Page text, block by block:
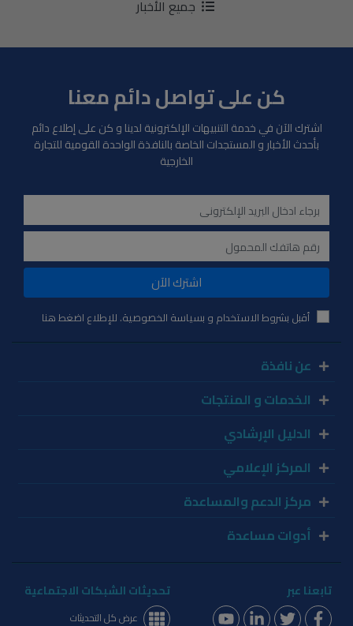
جميع الأخبار
كن على تواصل دائم معنا
اشترك الآن في خدمة التنبيهات الإلكترونية لدينا و كن على إطلاع دائم
بأحدث الأخبار و المستجدات الخاصة بالنافذة الواحدة القومية للتجارة
الخارجية
اشترك الآن
أقبل بشروط الاستخدام و بسياسة الخصوصية. للإطلاع اضغط هنا
عن نافذة
الخدمات و المنتجات
الدليل الإرشادي
المركز الإعلامي
مركز الدعم والمساعدة
أدوات مساعدة
تابعنا عبر تحديثات الشبكات الاجتماعية
عرض كل التحديثات